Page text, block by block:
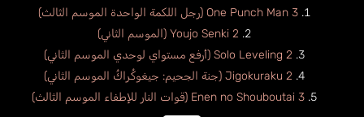
One Punch Man 3 (رجل اللكمة الواحدة الموسم الثالث)
Youjo Senki 2 (الموسم الثاني)
Solo Leveling 2 (أرفع مستواي لوحدي الموسم الثاني)
Jigokuraku 2 (جنة الجحيم: جيغوكُراكُ الموسم الثاني)
Enen no Shouboutai 3 (قوات النار للإطفاء الموسم الثالث)